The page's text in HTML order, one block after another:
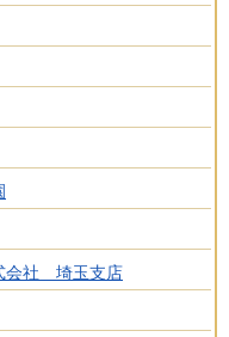
会社 埼玉支店